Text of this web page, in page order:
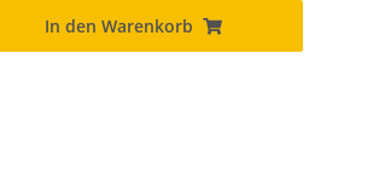
In den Warenkorb